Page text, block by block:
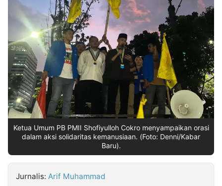
Partner
Insight
NTB
Suara
Time
Lens
IDN
Daily
Jogja
Jalan
Rakyat
Idealita
News
Kita
Notice
Dinamikapost.com
Radar
Baru
Seedbacklink
Follow
Kabarbaru
Ketua Umum PB PMII Shofiyulloh Cokro menyampaikan orasi
dalam aksi solidaritas kemanusiaan. (Foto: Denni/Kabar
Baru).
Jurnalis: Arif Muhammad